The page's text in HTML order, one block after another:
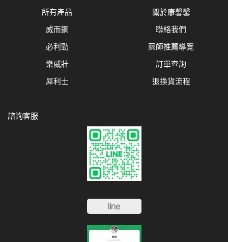
所有產品
威而鋼
必利勁
樂威壯
犀利士
關於康馨馨
聯絡我們
藥師推薦導覽
訂單查詢
退換貨流程
諮詢客服
line